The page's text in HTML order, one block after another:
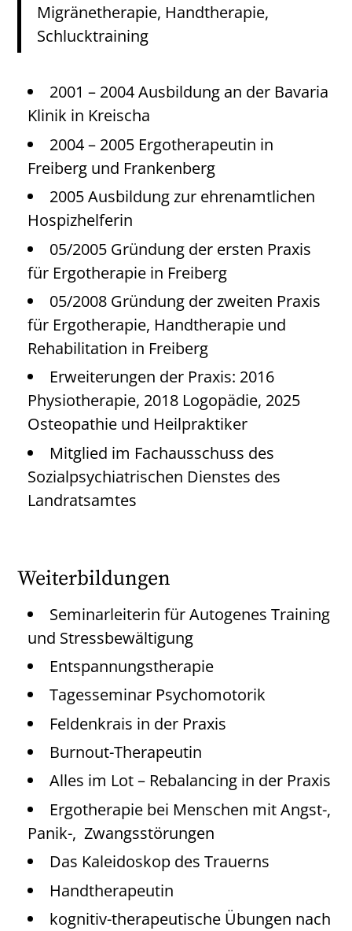
Migränetherapie, Handtherapie,
Schlucktraining
2001 – 2004 Ausbildung an der Bavaria
Klinik in Kreischa
2004 – 2005 Ergotherapeutin in
Freiberg und Frankenberg
2005 Ausbildung zur ehrenamtlichen
Hospizhelferin
05/2005 Gründung der ersten Praxis
für Ergotherapie in Freiberg
05/2008 Gründung der zweiten Praxis
für Ergotherapie, Handtherapie und
Rehabilitation in Freiberg
Erweiterungen der Praxis: 2016
Physiotherapie, 2018 Logopädie, 2025
Osteopathie und Heilpraktiker
Mitglied im Fachausschuss des
Sozialpsychiatrischen Dienstes des
Landratsamtes
Weiterbildungen
Seminarleiterin für Autogenes Training
und Stressbewältigung
Entspannungstherapie
Tagesseminar Psychomotorik
Feldenkrais in der Praxis
Burnout-Therapeutin
Alles im Lot – Rebalancing in der Praxis
Ergotherapie bei Menschen mit Angst-,
Panik-, Zwangsstörungen
Das Kaleidoskop des Trauerns
Handtherapeutin
kognitiv-therapeutische Übungen nach